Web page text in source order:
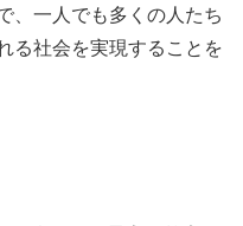
、一人でも多くの人たち
る社会を実現することを